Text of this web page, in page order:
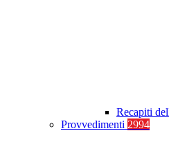
Recapiti
Provvedimenti 2994